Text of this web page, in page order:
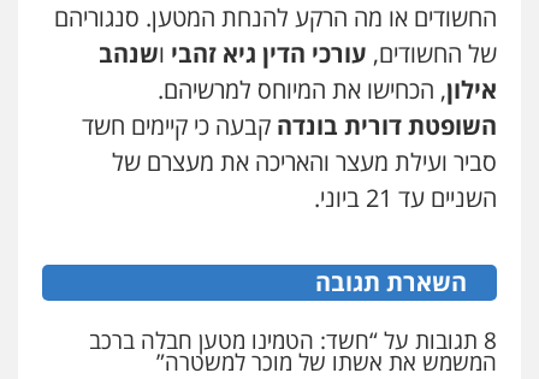
עו"ד שלומי שרון
פלילי צבאי מעצרים וחקירות
0547342002
עו"ד אלון קריטי
פלילי
0525544654
עו"ד זוהר ארבל
קטינים
0538788878
החשודים או מה הרקע להנחת המטען. סנגוריהם
של החשודים, עורכי הדין גיא זהבי ושנהב
אילון, הכחישו את המיוחס למרשיהם.
השופטת דורית בונדה קבעה כי קיימים חשד
סביר ועילת מעצר והאריכה את מעצרם של
השניים עד 21 ביוני.
השארת תגובה
8 תגובות על “חשד: הטמינו מטען חבלה ברכב
המשמש את אשתו של מוכר למשטרה”
שני אלגרבלי – משרד עורכי דין
פלילי עורכי דין לענייני אסירים תעבורה
0507120031
עו"ד אייל אביטל
פלילי פשיעה חמורה